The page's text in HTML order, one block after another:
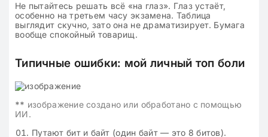
Не пытайтесь решать всё «на глаз». Глаз устаёт,
особенно на третьем часу экзамена. Таблица
выглядит скучно, зато она не драматизирует. Бумага
вообще спокойный товарищ.
Типичные ошибки: мой личный топ боли
** изображение создано или обработано с помощью
ИИ.
Путают бит и байт (один байт — это 8 битов).